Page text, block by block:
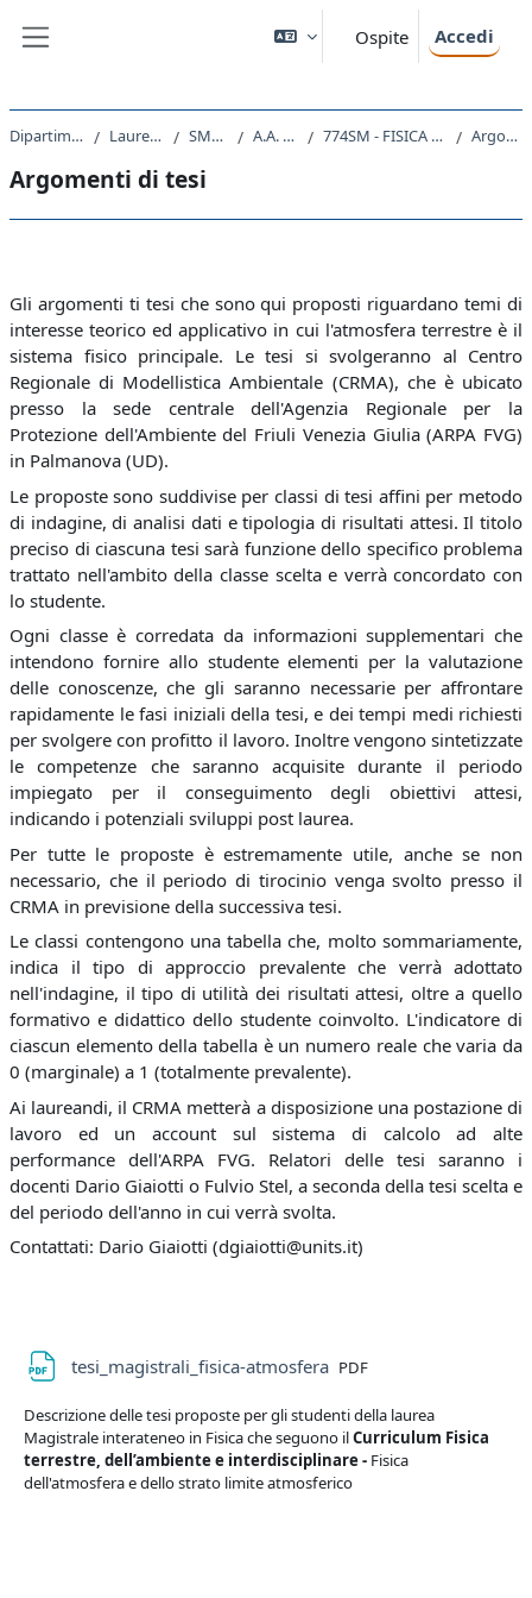
Ospite Accedi
Dipartimento di Fisica Laurea Magistrale SM23 - FISICA A.A. 2019 - 2020 774SM - FISICA DELL'ATMOSFERA 2019 Argomenti di tesi
Argomenti di tesi
Gli argomenti ti tesi che sono qui proposti riguardano temi di
interesse teorico ed applicativo in cui l'atmosfera terrestre è il
sistema fisico principale. Le tesi si svolgeranno al Centro
Regionale di Modellistica Ambientale (CRMA), che è ubicato
presso la sede centrale dell'Agenzia Regionale per la
Protezione dell'Ambiente del Friuli Venezia Giulia (ARPA FVG)
in Palmanova (UD).
Le proposte sono suddivise per classi di tesi affini per metodo
di indagine, di analisi dati e tipologia di risultati attesi. Il titolo
preciso di ciascuna tesi sarà funzione dello specifico problema
trattato nell'ambito della classe scelta e verrà concordato con
lo studente.
Ogni classe è corredata da informazioni supplementari che
intendono fornire allo studente elementi per la valutazione
delle conoscenze, che gli saranno necessarie per affrontare
rapidamente le fasi iniziali della tesi, e dei tempi medi richiesti
per svolgere con profitto il lavoro. Inoltre vengono sintetizzate
le competenze che saranno acquisite durante il periodo
impiegato per il conseguimento degli obiettivi attesi,
indicando i potenziali sviluppi post laurea.
Per tutte le proposte è estremamente utile, anche se non
necessario, che il periodo di tirocinio venga svolto presso il
CRMA in previsione della successiva tesi.
Le classi contengono una tabella che, molto sommariamente,
indica il tipo di approccio prevalente che verrà adottato
nell'indagine, il tipo di utilità dei risultati attesi, oltre a quello
formativo e didattico dello studente coinvolto. L'indicatore di
ciascun elemento della tabella è un numero reale che varia da
0 (marginale) a 1 (totalmente prevalente).
Ai laureandi, il CRMA metterà a disposizione una postazione di
lavoro ed un account sul sistema di calcolo ad alte
performance dell'ARPA FVG. Relatori delle tesi saranno i
docenti Dario Giaiotti o Fulvio Stel, a seconda della tesi scelta e
del periodo dell'anno in cui verrà svolta.
Contattati: Dario Giaiotti (dgiaiotti@units.it)
tesi_magistrali_fisica-atmosfera File
PDF
Descrizione delle tesi proposte per gli studenti della laurea
Magistrale interateneo in Fisica che seguono ilCurriculum Fisica
terrestre, dell’ambiente e interdisciplinare - Fisica
dell'atmosfera e dello strato limite atmosferico